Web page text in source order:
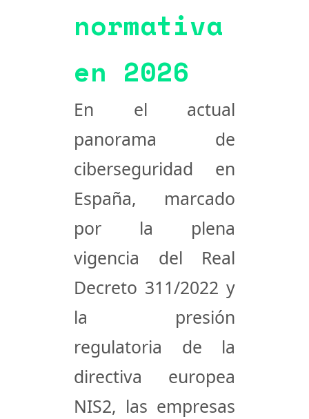
normativa
en 2026
En el actual
panorama de
ciberseguridad en
España, marcado
por la plena
vigencia del Real
Decreto 311/2022 y
la presión
regulatoria de la
directiva europea
NIS2, las empresas